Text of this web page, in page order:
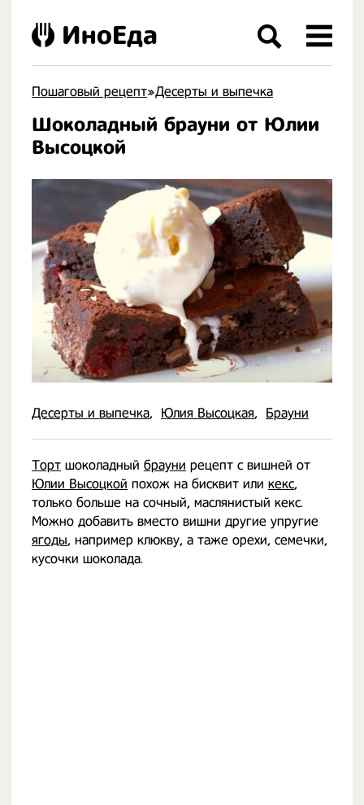
Пошаговый рецепт»Десерты и выпечка
Шоколадный брауни от Юлии
Высоцкой
Десерты и выпечка Юлия Высоцкая Брауни
Торт шоколадный брауни рецепт с вишней от
Юлии Высоцкой похож на бисквит или кекс,
только больше на сочный, маслянистый кекс.
Можно добавить вместо вишни другие упругие
ягоды, например клюкву, а таже орехи, семечки,
кусочки шоколада.
ИноЕда